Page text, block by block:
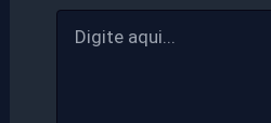
aqui...